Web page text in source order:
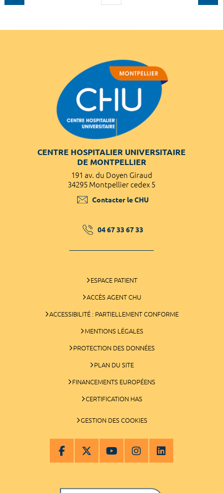
CENTRE HOSPITALIER UNIVERSITAIRE
DE MONTPELLIER
191 av. du Doyen Giraud
34295 Montpellier cedex 5
Contacter le CHU
04 67 33 67 33
ESPACE PATIENT
ACCÈS AGENT CHU
ACCESSIBILITÉ : PARTIELLEMENT CONFORME
MENTIONS LÉGALES
PROTECTION DES DONNÉES
PLAN DU SITE
FINANCEMENTS EUROPÉENS
CERTIFICATION HAS
GESTION DES COOKIES